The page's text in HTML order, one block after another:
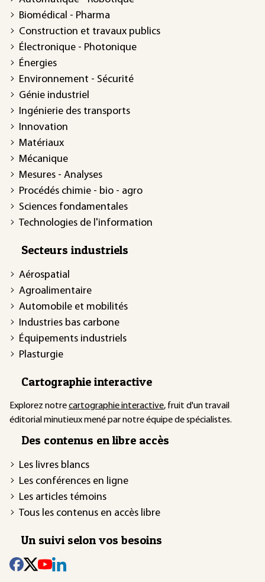
Biomédical - Pharma
Construction et travaux publics
Électronique - Photonique
Énergies
Environnement - Sécurité
Génie industriel
Ingénierie des transports
Innovation
Matériaux
Mécanique
Mesures - Analyses
Procédés chimie - bio - agro
Sciences fondamentales
Technologies de l'information
Secteurs industriels
Aérospatial
Agroalimentaire
Automobile et mobilités
Industries bas carbone
Équipements industriels
Plasturgie
Cartographie interactive
Explorez notrecartographie interactive, fruit d'un travail
éditorial minutieux mené par notre équipe de spécialistes.
Des contenus en libre accès
Les livres blancs
Les conférences en ligne
Les articles témoins
Tous les contenus en accès libre
Un suivi selon vos besoins